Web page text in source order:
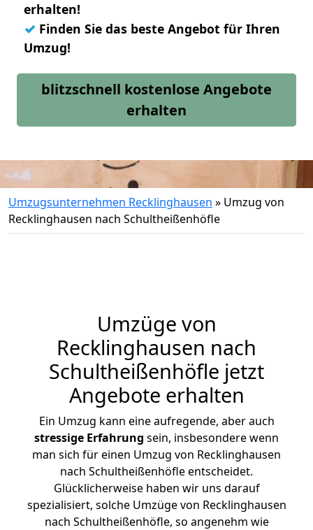
erhalten!
✓ Finden Sie das beste Angebot für Ihren
Umzug!
blitzschnell kostenlose Angebote
erhalten
Umzugsunternehmen Recklinghausen » Umzug von
Recklinghausen nach Schultheißenhöfle
Umzüge von
Recklinghausen nach
Schultheißenhöfle jetzt
Angebote erhalten
Ein Umzug kann eine aufregende, aber auch
stressige Erfahrung sein, insbesondere wenn
man sich für einen Umzug von Recklinghausen
nach Schultheißenhöfle entscheidet.
Glücklicherweise haben wir uns darauf
spezialisiert, solche Umzüge von Recklinghausen
nach Schultheißenhöfle, so angenehm wie